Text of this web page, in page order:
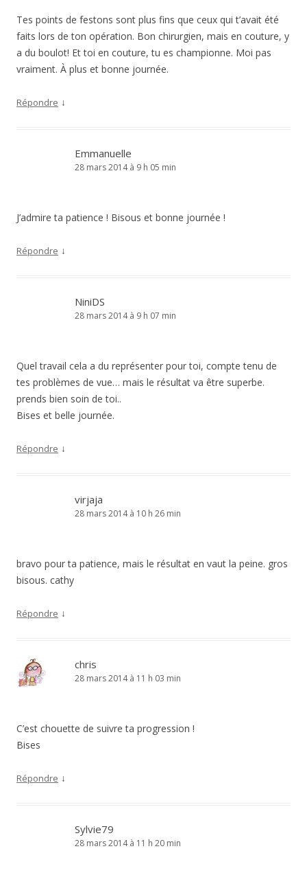
Tes points de festons sont plus fins que ceux qui t’avait été
faits lors de ton opération. Bon chirurgien, mais en couture, y
a du boulot! Et toi en couture, tu es championne. Moi pas
vraiment. À plus et bonne journée.
Répondre ↓
Emmanuelle
28 mars 2014 à 9 h 05 min
J’admire ta patience ! Bisous et bonne journée !
Répondre ↓
NiniDS
28 mars 2014 à 9 h 07 min
Quel travail cela a du représenter pour toi, compte tenu de
tes problèmes de vue… mais le résultat va être superbe.
prends bien soin de toi..
Bises et belle journée.
Répondre ↓
virjaja
28 mars 2014 à 10 h 26 min
bravo pour ta patience, mais le résultat en vaut la peine. gros
bisous. cathy
Répondre ↓
chris
28 mars 2014 à 11 h 03 min
C’est chouette de suivre ta progression !
Bises
Répondre ↓
Sylvie79
28 mars 2014 à 11 h 20 min